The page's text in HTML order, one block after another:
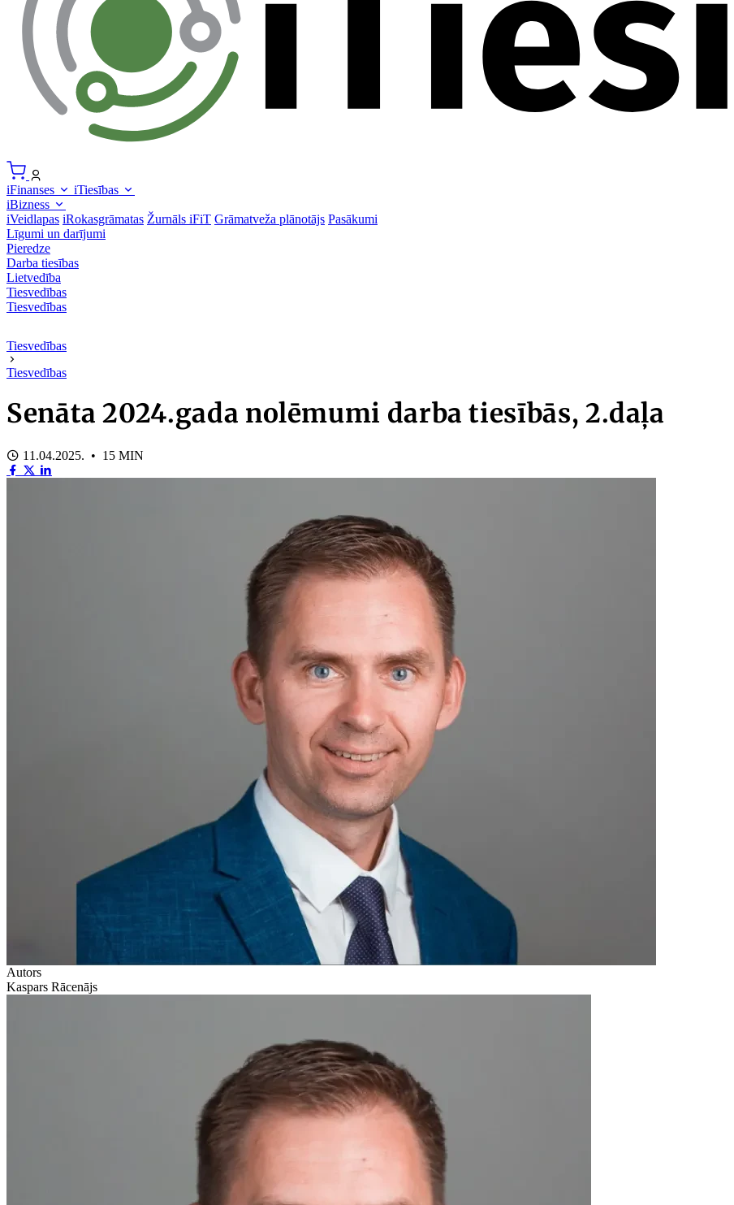
iFinanses
iTiesības
iBizness
iVeidlapas iRokasgrāmatas Žurnāls iFiT Grāmatveža plānotājs Pasākumi
Līgumi un darījumi
Pieredze
Darba tiesības
Lietvedība
Tiesvedības
Tiesvedības
Tiesvedības
Tiesvedības
Senāta 2024.gada nolēmumi darba tiesībās, 2.daļa
11.04.2025. • 15 MIN
Autors
Kaspars Rācenājs